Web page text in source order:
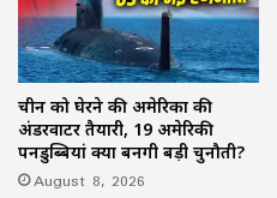
चीन को घेरने की अमेरिका की
अंडरवाटर तैयारी, 19 अमेरिकी
पनडुब्बियां क्यों बनेंगी बड़ी चुनौती?
August 8, 2026